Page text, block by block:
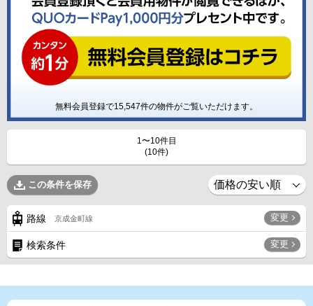
無料会員登録で15,547件の物件がご覧いただけます。
1〜10件目
(10件)
この条件を保存
路線 京成金町線 変更
検索条件 変更